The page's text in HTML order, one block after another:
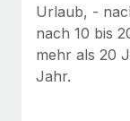
Globale
Geräten
Gründung
Mehr
EOR und PEO
Contractor
Urlaub, -
nach 10 bis
mehr als 20
Jahr.